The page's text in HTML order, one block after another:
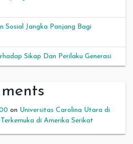
Sosial Jangka Panjang Bagi
Sikap Dan Perilaku Generasi
on Universitas Carolina Utara di
di Amerika Serikat